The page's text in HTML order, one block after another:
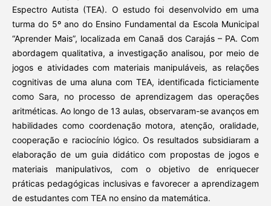
Espectro Autista (TEA). O estudo foi desenvolvido em uma
turma do 5º ano do Ensino Fundamental da Escola Municipal
“Aprender Mais”, localizada em Canaã dos Carajás – PA. Com
abordagem qualitativa, a investigação analisou, por meio de
jogos e atividades com materiais manipuláveis, as relações
cognitivas de uma aluna com TEA, identificada ficticiamente
como Sara, no processo de aprendizagem das operações
aritméticas. Ao longo de 13 aulas, observaram-se avanços em
habilidades como coordenação motora, atenção, oralidade,
cooperação e raciocínio lógico. Os resultados subsidiaram a
elaboração de um guia didático com propostas de jogos e
materiais manipulativos, com o objetivo de enriquecer
práticas pedagógicas inclusivas e favorecer a aprendizagem
de estudantes com TEA no ensino da matemática.